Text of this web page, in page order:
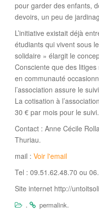
pour garder des enfants,
devoirs, un peu de
L’initiative existait déjà
étudiants qui vivent sous
solidaire » élargit le
Consciente que des
en communauté
l’association assure le
La cotisation à
30 € par mois pour le suivi.
Contact : Anne Cécile
Thuriau.
mail : Voir l'email
Tel : 09.51.62.48.70 ou
Site internet http://
.
permalink.